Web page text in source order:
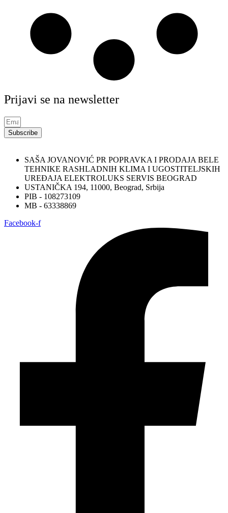
Prijavi se na newsletter
Subscribe
SAŠA JOVANOVIĆ PR POPRAVKA I PRODAJA BELE
TEHNIKE RASHLADNIH KLIMA I UGOSTITELJSKIH
UREĐAJA ELEKTROLUKS SERVIS BEOGRAD
USTANIČKA 194, 11000, Beograd, Srbija
PIB - 108273109
MB - 63338869
Facebook-f